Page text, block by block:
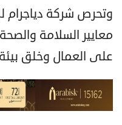
وتحرص شركة دياجرام
معايير السلامة
على العمال وخلق